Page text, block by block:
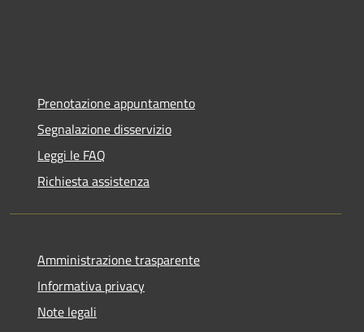
Prenotazione appuntamento
Segnalazione disservizio
Leggi le FAQ
Richiesta assistenza
Amministrazione trasparente
Informativa privacy
Note legali